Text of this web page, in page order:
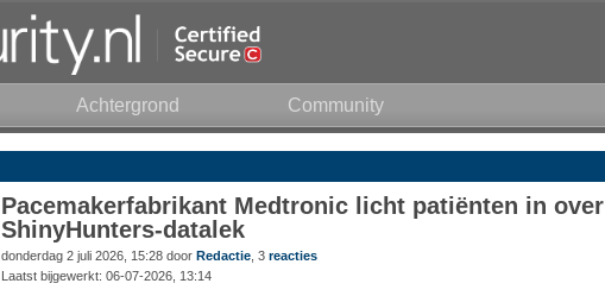
Achtergrond Community
Pacemakerfabrikant Medtronic licht patiënten in over
ShinyHunters-datalek
donderdag 2 juli 2026, 15:28 door Redactie , 3 reacties
Laatst bijgewerkt: 06-07-2026, 13:14